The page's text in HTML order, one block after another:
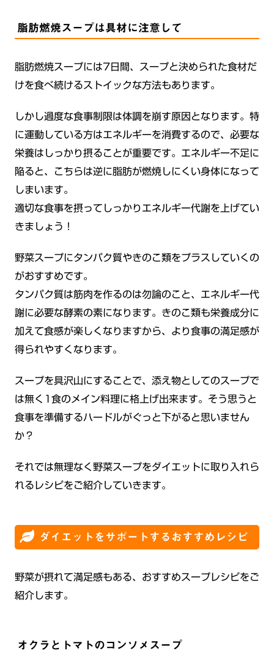
脂肪燃焼スープは具材に注意して
脂肪燃焼スープには7日間、スープと決められた食材だ
けを食べ続けるストイックな方法もあります。
しかし過度な食事制限は体調を崩す原因となります。特
に運動している方はエネルギーを消費するので、必要な
栄養はしっかり摂ることが重要です。エネルギー不足に
陥ると、こちらは逆に脂肪が燃焼しにくい身体になって
しまいます。
適切な食事を摂ってしっかりエネルギー代謝を上げてい
きましょう！
野菜スープにタンパク質やきのこ類をプラスしていくの
がおすすめです。
タンパク質は筋肉を作るのは勿論のこと、エネルギー代
謝に必要な酵素の素になります。きのこ類も栄養成分に
加えて食感が楽しくなりますから、より食事の満足感が
得られやすくなります。
スープを具沢山にすることで、添え物としてのスープで
は無く1食のメイン料理に格上げ出来ます。そう思うと
食事を準備するハードルがぐっと下がると思いません
か？
それでは無理なく野菜スープをダイエットに取り入れら
れるレシピをご紹介していきます。
ダイエットをサポートするおすすめレシピ
野菜が摂れて満足感もある、おすすめスープレシピをご
紹介します。
オクラとトマトのコンソメスープ